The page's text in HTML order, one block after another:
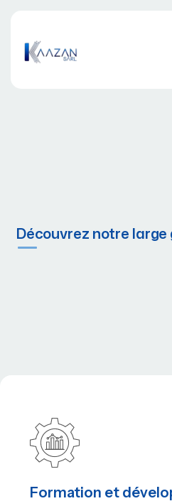
Découvrez notre
Formation et